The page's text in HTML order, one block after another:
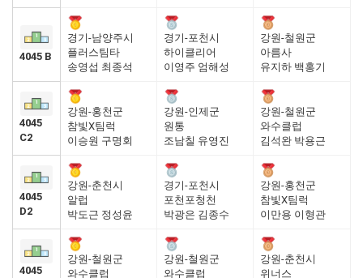
4045 B
경기-남양주시
플러스팀타
송영섭 최종석
경기-포천시
하이클리어
이영주 엄해성
강원-철원군
아름사
유지하 백홍기
4045
C2
강원-홍천군
참빛X팀럭
이승원 구명회
강원-인제군
원통
조남칠 유영진
강원-철원군
와수클럽
김석완 박용근
4045
D2
강원-춘천시
알럽
박도근 정성윤
경기-포천시
포천포청천
박광은 김종수
강원-홍천군
참빛X팀럭
이만용 이형관
4045
강원-철원군
와수클럽
강원-철원군
와수클럽
강원-춘천시
위너스